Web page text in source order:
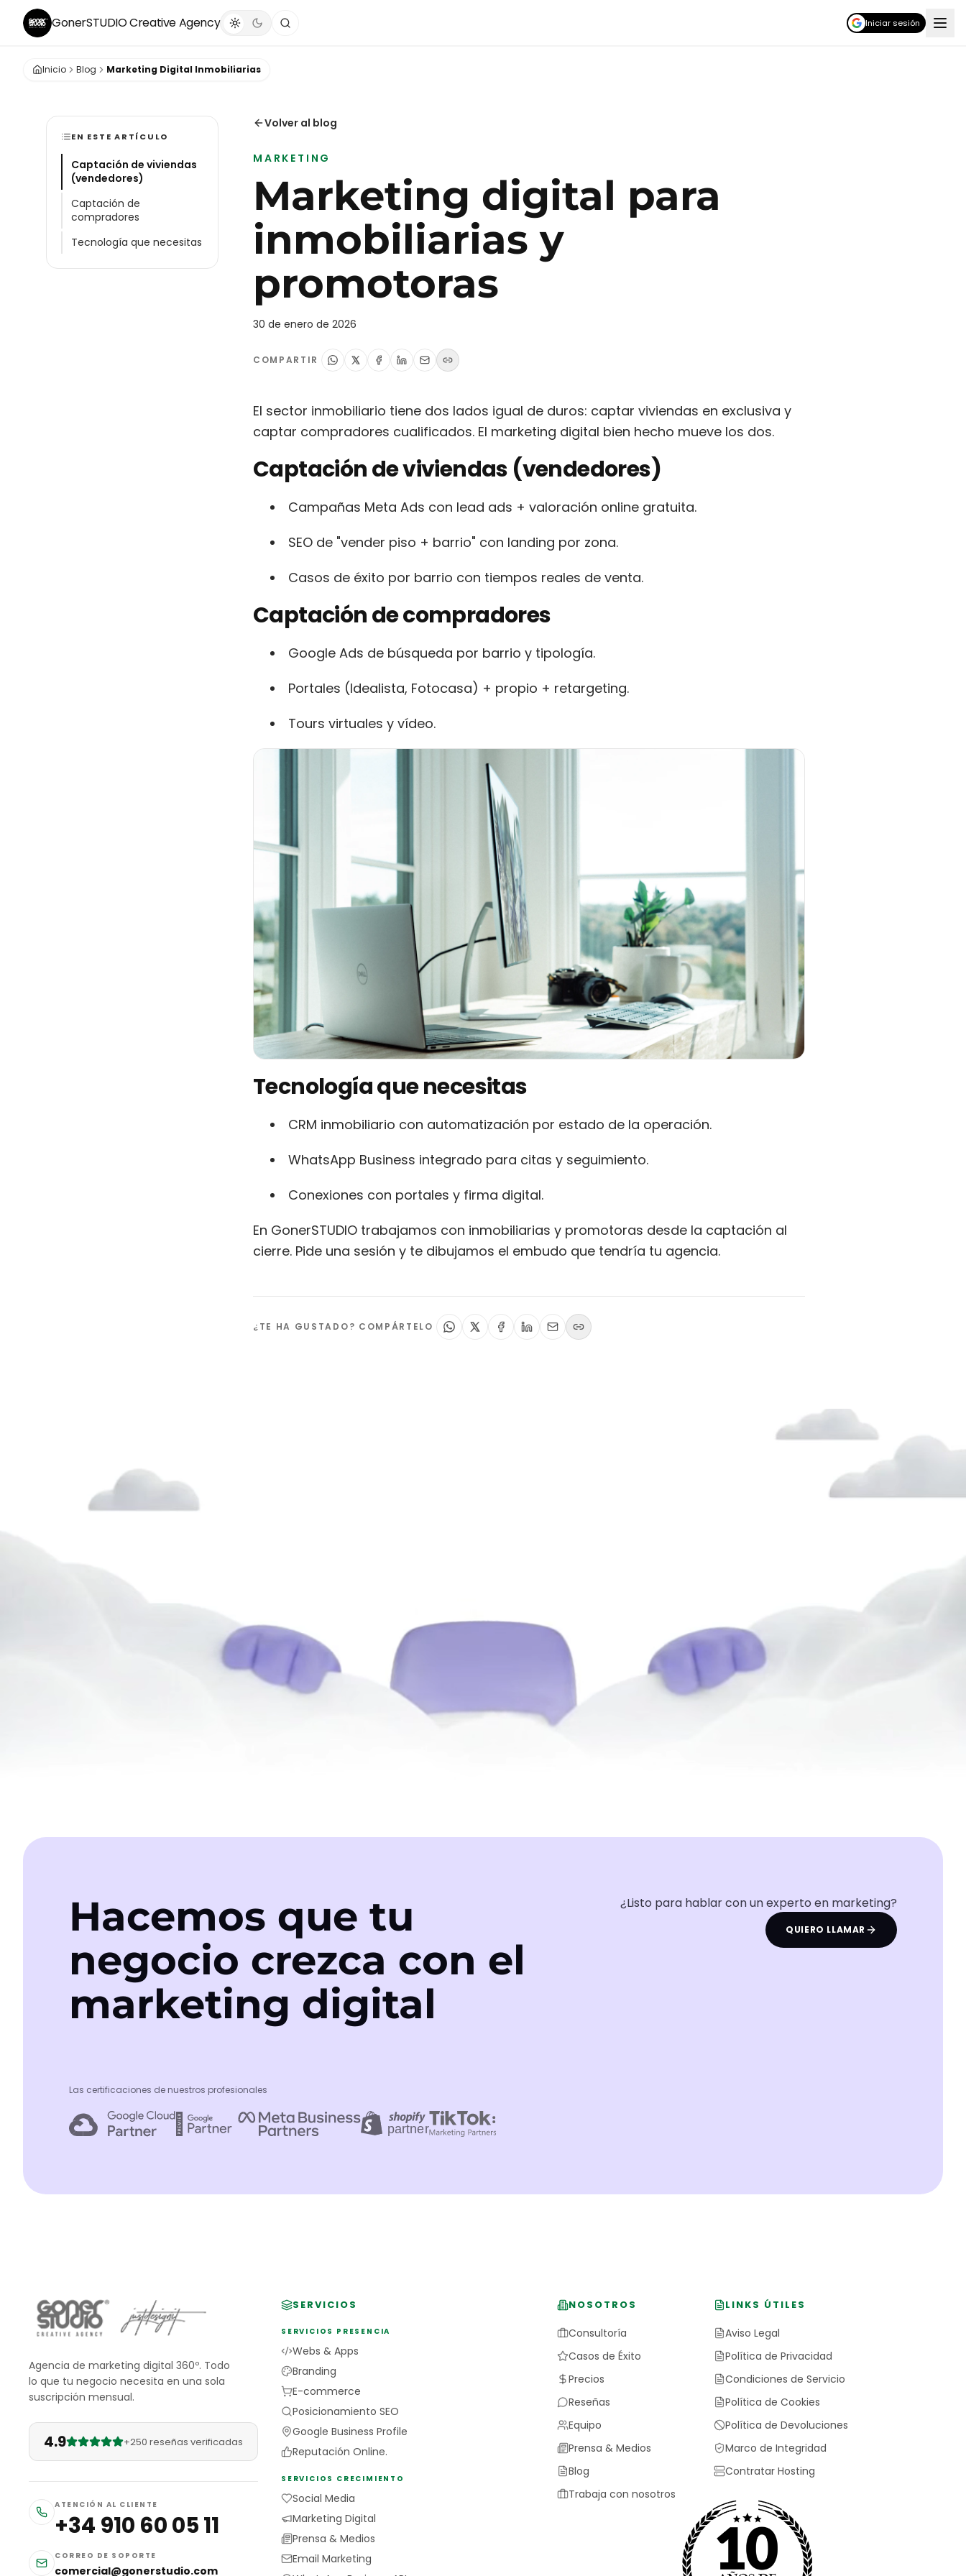
GonerSTUDIOCreative Agency Iniciar sesión
Inicio Blog Marketing Digital Inmobiliarias
Volver al blog
MARKETING
Marketing digital para
inmobiliarias y
promotoras
30 de enero de 2026
COMPARTIR
El sector inmobiliario tiene dos lados igual de duros: captar viviendas en exclusiva y
captar compradores cualificados. El marketing digital bien hecho mueve los dos.
Captación de viviendas (vendedores)
Campañas Meta Ads con lead ads + valoración online gratuita.
SEO de "vender piso + barrio" con landing por zona.
Casos de éxito por barrio con tiempos reales de venta.
Captación de compradores
Google Ads de búsqueda por barrio y tipología.
Portales (Idealista, Fotocasa) + propio + retargeting.
Tours virtuales y vídeo.
Tecnología que necesitas
CRM inmobiliario con automatización por estado de la operación.
WhatsApp Business integrado para citas y seguimiento.
Conexiones con portales y firma digital.
En GonerSTUDIO trabajamos con inmobiliarias y promotoras desde la captación al
cierre. Pide una sesión y te dibujamos el embudo que tendría tu agencia.
¿TE HA GUSTADO? COMPÁRTELO
EN ESTE ARTÍCULO
Captación de viviendas
(vendedores)
Captación de
compradores
Tecnología que necesitas
Hacemos que tu
negocio crezca con el
marketing digital
¿Listo para hablar con un experto en marketing?
QUIERO LLAMAR
Las certificaciones de nuestros profesionales
Agencia de marketing digital 360º. Todo
lo que tu negocio necesita en una sola
suscripción mensual.
4.9 +250 reseñas verificadas
ATENCIÓN AL CLIENTE
+34 910 60 05 11
CORREO DE SOPORTE
comercial@gonerstudio.com
SERVICIOS
SERVICIOS PRESENCIA
Webs & Apps
Branding
E-commerce
Posicionamiento SEO
Google Business Profile
Reputación Online.
SERVICIOS CRECIMIENTO
Social Media
Marketing Digital
Prensa & Medios
Email Marketing
NOSOTROS
Consultoría
Casos de Éxito
Precios
Reseñas
Equipo
Prensa & Medios
Blog
Trabaja con nosotros
LINKS ÚTILES
Aviso Legal
Política de Privacidad
Condiciones de Servicio
Política de Cookies
Política de Devoluciones
Marco de Integridad
Contratar Hosting